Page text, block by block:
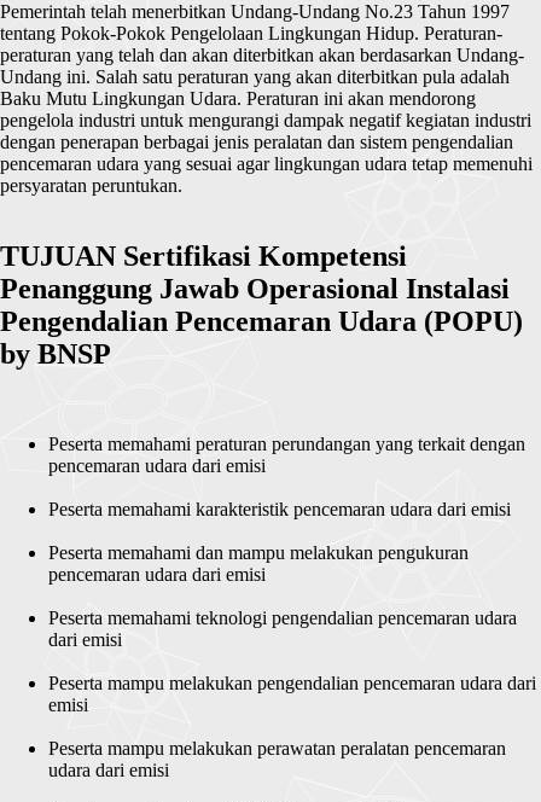
Pemerintah telah menerbitkan Undang-Undang No.23 Tahun 1997
tentang Pokok-Pokok Pengelolaan Lingkungan Hidup. Peraturan-
peraturan yang telah dan akan diterbitkan akan berdasarkan Undang-
Undang ini. Salah satu peraturan yang akan diterbitkan pula adalah
Baku Mutu Lingkungan Udara. Peraturan ini akan mendorong
pengelola industri untuk mengurangi dampak negatif kegiatan industri
dengan penerapan berbagai jenis peralatan dan sistem pengendalian
pencemaran udara yang sesuai agar lingkungan udara tetap memenuhi
persyaratan peruntukan.
TUJUAN Sertifikasi Kompetensi
Penanggung Jawab Operasional Instalasi
Pengendalian Pencemaran Udara (POPU)
by BNSP
Peserta memahami peraturan perundangan yang terkait dengan
pencemaran udara dari emisi
Peserta memahami karakteristik pencemaran udara dari emisi
Peserta memahami dan mampu melakukan pengukuran
pencemaran udara dari emisi
Peserta memahami teknologi pengendalian pencemaran udara
dari emisi
Peserta mampu melakukan pengendalian pencemaran udara dari
emisi
Peserta mampu melakukan perawatan peralatan pencemaran
udara dari emisi